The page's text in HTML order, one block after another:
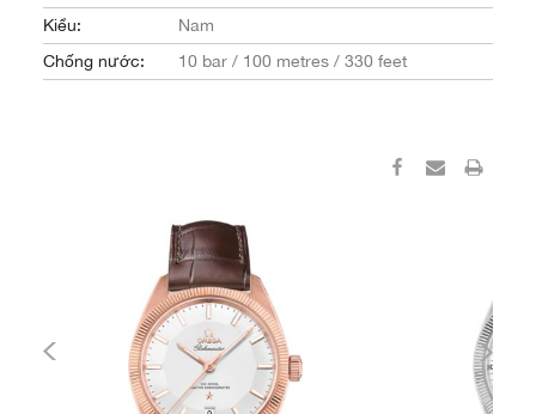
Kiểu:
Nam
Chống nước:
10 bar / 100 metres / 330 feet